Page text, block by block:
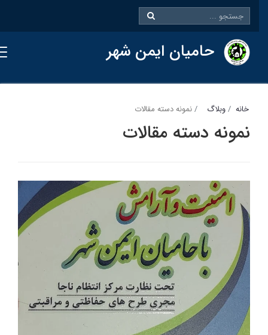
حامیان ایمن شهر
خانه وبلاگ نمونه دسته مقالات
نمونه دسته مقالات